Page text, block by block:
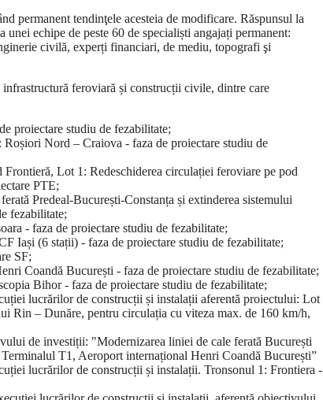
permanent tendinţele acesteia de modificare. Răspunsul la
echipe de peste 60 de specialiști angajați permanent:
civilă, experți financiari, de mediu, topografi şi
feroviară și construcții civile, dintre care
proiectare studiu de fezabilitate;
Nord – Craiova - faza de proiectare studiu de
Lot 1: Redeschiderea circulației feroviare pe pod
PTE;
Predeal-București-Constanța și extinderea sistemului
fezabilitate;
- faza de proiectare studiu de fezabilitate;
Iași (6 stații) - faza de proiectare studiu de fezabilitate;
SF;
Coandă București - faza de proiectare studiu de fezabilitate;
Bihor - faza de proiectare studiu de fezabilitate;
lucrărilor de construcții și instalații aferentă proiectului: Lot
Rin – Dunăre, pentru circulația cu viteza max. de 160 km/h,
de investiții: "Modernizarea liniei de cale ferată București
T1, Aeroport internațional Henri Coandă București”
lucrărilor de construcții și instalații. Tronsonul 1: Frontiera -